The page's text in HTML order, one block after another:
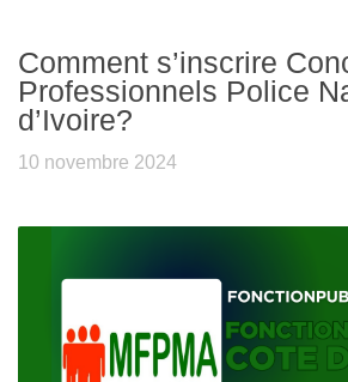
Comment s’inscrire
Professionnels Police
d’Ivoire?
10 novembre 2024